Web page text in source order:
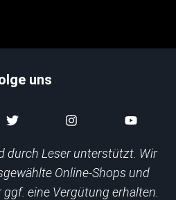
uns
durch Leser unterstützt. Wir
Online-Shops und
eine Vergütung erhalten.